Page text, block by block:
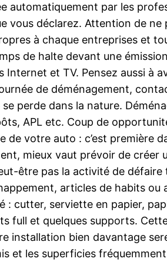
automatiquement par les
vous déclarez. Attention de ne
à chaque entreprises et
de halte devant une
Internet et TV. Pensez aussi
de déménagement,
perde dans la nature.
APL etc. Coup de
de votre auto : c’est
mieux vaut prévoir de créer
être pas la activité de
articles de habits
: cutter, serviette en papier,
full et quelques supports.
installation bien davantage
et les superficies